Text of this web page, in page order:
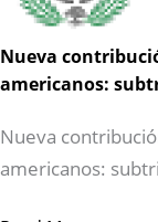
Nueva
americanos:
Nueva
americanos: